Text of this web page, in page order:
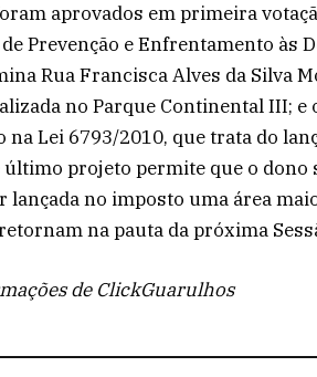
aprovados em primeira
Prevenção e Enfrentamento às
Rua Francisca Alves da Silva
no Parque Continental III; e
na Lei 6793/2010, que trata do
último projeto permite que o
lançada no imposto uma área
na pauta da próxima
de ClickGuarulhos